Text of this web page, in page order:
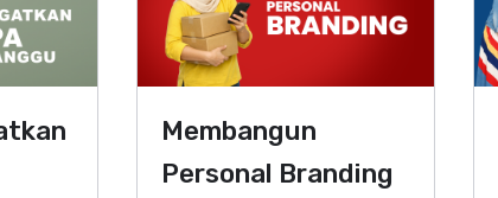
Membangun
Personal Branding